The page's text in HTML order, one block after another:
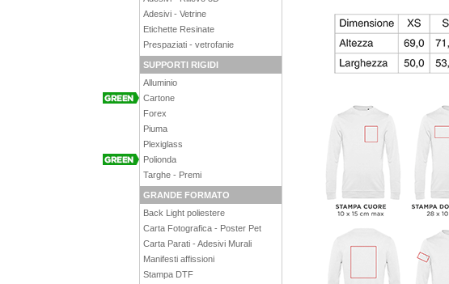
Adesivi - Vetrine
Etichette Resinate
Prespaziati - vetrofanie
SUPPORTI RIGIDI
Alluminio
Cartone
Forex
Piuma
Plexiglass
Polionda
Targhe - Premi
GRANDE FORMATO
Back Light poliestere
Carta Fotografica - Poster Pet
Carta Parati - Adesivi Murali
Manifesti affissioni
Stampa DTF